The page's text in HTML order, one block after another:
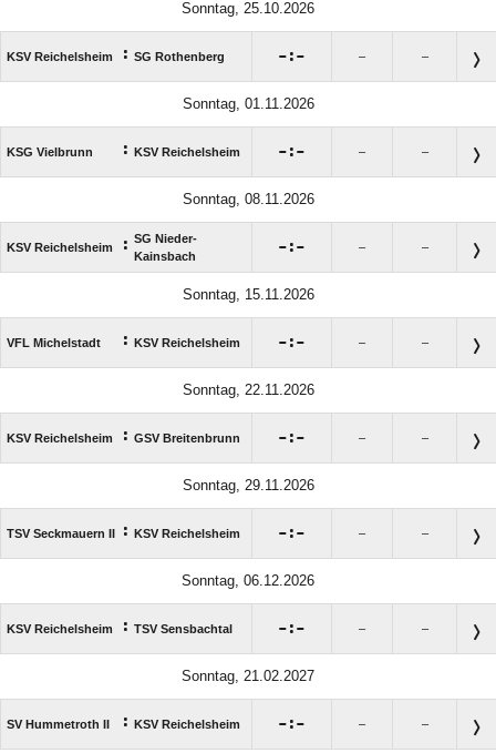
Sonntag, 25.10.2026
KSV Reichelsheim : SG Rothenberg : – –
Sonntag, 01.11.2026
KSG Vielbrunn : KSV Reichelsheim : – –
Sonntag, 08.11.2026
KSV Reichelsheim : SG Nieder-
Kainsbach
: – –
Sonntag, 15.11.2026
VFL Michelstadt : KSV Reichelsheim : – –
Sonntag, 22.11.2026
KSV Reichelsheim : GSV Breitenbrunn : – –
Sonntag, 29.11.2026
TSV Seckmauern II : KSV Reichelsheim : – –
Sonntag, 06.12.2026
KSV Reichelsheim : TSV Sensbachtal : – –
Sonntag, 21.02.2027
SV Hummetroth II : KSV Reichelsheim : – –